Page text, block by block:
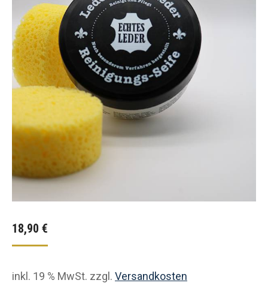
18,90 €
inkl. 19 % MwSt. zzgl. Versandkosten